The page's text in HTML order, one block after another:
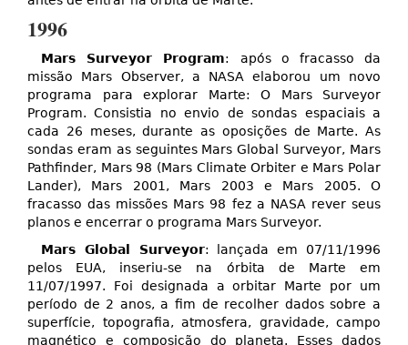
1996
Mars Surveyor Program: após o fracasso da
missão Mars Observer, a NASA elaborou um novo
programa para explorar Marte: O Mars Surveyor
Program. Consistia no envio de sondas espaciais a
cada 26 meses, durante as oposições de Marte. As
sondas eram as seguintes Mars Global Surveyor, Mars
Pathfinder, Mars 98 (Mars Climate Orbiter e Mars Polar
Lander), Mars 2001, Mars 2003 e Mars 2005. O
fracasso das missões Mars 98 fez a NASA rever seus
planos e encerrar o programa Mars Surveyor.
Mars Global Surveyor: lançada em 07/11/1996
pelos EUA, inseriu-se na órbita de Marte em
11/07/1997. Foi designada a orbitar Marte por um
período de 2 anos, a fim de recolher dados sobre a
superfície, topografia, atmosfera, gravidade, campo
magnético e composição do planeta. Esses dados